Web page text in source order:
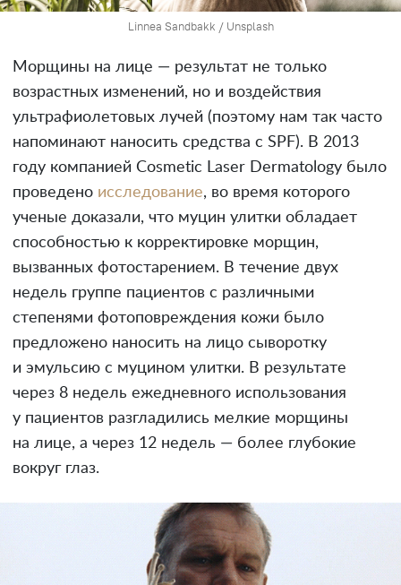
Linnea Sandbakk / Unsplash
Морщины на лице — результат не только
возрастных изменений, но и воздействия
ультрафиолетовых лучей (поэтому нам так часто
напоминают наносить средства с SPF). В 2013
году компанией Cosmetic Laser Dermatology было
проведено исследование, во время которого
ученые доказали, что муцин улитки обладает
способностью к корректировке морщин,
вызванных фотостарением. В течение двух
недель группе пациентов с различными
степенями фотоповреждения кожи было
предложено наносить на лицо сыворотку
и эмульсию с муцином улитки. В результате
через 8 недель ежедневного использования
у пациентов разгладились мелкие морщины
на лице, а через 12 недель — более глубокие
вокруг глаз.